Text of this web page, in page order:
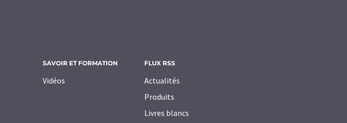
SAVOIR ET FORMATION
Vidéos
FLUX RSS
Actualités
Produits
Livres blancs